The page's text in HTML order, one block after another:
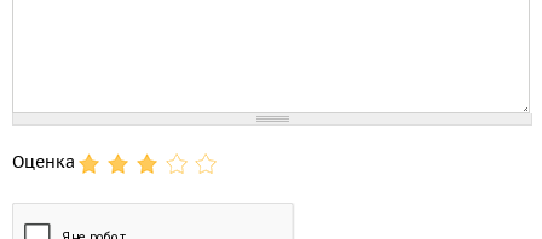
Оценка